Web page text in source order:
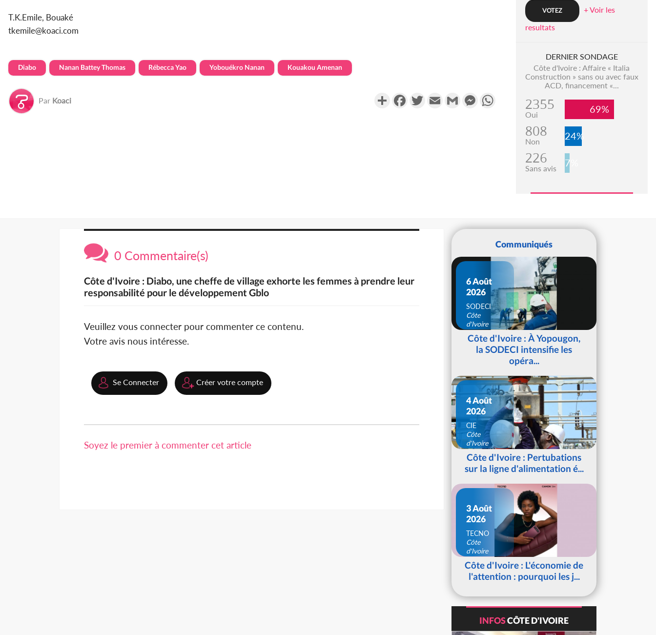
T.K.Emile, Bouaké
tkemile@koaci.com
Diabo Nanan Battey Thomas Rébecca Yao Yobouékro Nanan Kouakou Amenan
Par Koaci PartagerFacebookTwitterEmail Gmail Messenger
+ Voir les
resultats
DERNIER SONDAGE
Côte d'Ivoire : Affaire « Italia
Construction » sans ou avec faux
ACD, financement «...
2355
Oui 69%
808
Non 24%
226
Sans avis 7%
0 Commentaire(s)
Côte d'Ivoire : Diabo, une cheffe de village exhorte les femmes à prendre leur
responsabilité pour le développement Gblo
Veuillez vous connecter pour commenter ce contenu.
Votre avis nous intéresse.
Se Connecter Créer votre compte
Soyez le premier à commenter cet article
Communiqués
6 Août
2026
SODECI
Côte
d'Ivoire
Côte d'Ivoire : À Yopougon,
la SODECI intensifie les
opéra...
4 Août
2026
CIE
Côte
d'Ivoire
Côte d'Ivoire : Pertubations
sur la ligne d'alimentation é...
3 Août
2026
TECNO
Côte
d'Ivoire
Côte d'Ivoire : L'économie de
l'attention : pourquoi les j...
INFOSCÔTE D'IVOIRE